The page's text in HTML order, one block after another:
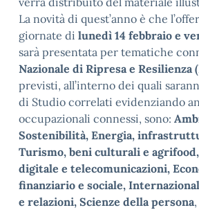
La novità di quest’anno è che
giornate di lunedì 14 febbraio e
sarà presentata per tematiche
Nazionale di Ripresa e Resilienza
previsti, all’interno dei quali
di Studio correlati evidenziando
occupazionali connessi, sono:
Sostenibilità, Energia,
Turismo, beni culturali e
digitale e telecomunicazioni,
finanziario e sociale,
e relazioni, Scienze della persona,